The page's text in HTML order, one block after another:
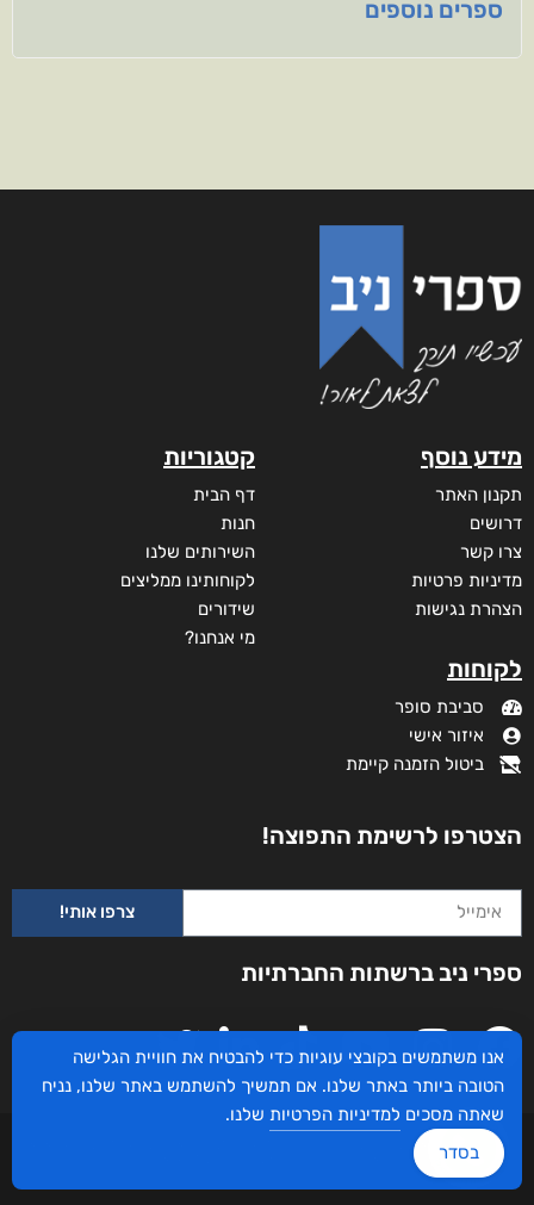
ספרים נוספים
מידע נוסף
תקנון האתר
דרושים
צרו קשר
מדיניות פרטיות
הצהרת נגישות
לקוחות
סביבת סופר
איזור אישי
ביטול הזמנה קיימת
קטגוריות
דף הבית
חנות
השירותים שלנו
לקוחותינו ממליצים
שידורים
מי אנחנו?
הצטרפו לרשימת התפוצה!
צרפו אותי!
ספרי ניב ברשתות החברתיות
עיצוב ובניית האתר: ספרי ניב © כל הזכויות שמורות. בוקסאי טכנולוגיות בע"מ שד אבא
אנו משתמשים בקובצי עוגיות כדי להבטיח את חוויית הגלישה
הטובה ביותר באתר שלנו. אם תמשיך להשתמש באתר שלנו, נניח
שאתה מסכים למדיניות הפרטיות שלנו.
בסדר